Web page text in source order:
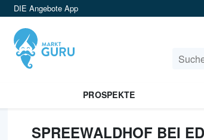
DIE Angebote App
PROSPEKTE
SPREEWALDHOF BEI